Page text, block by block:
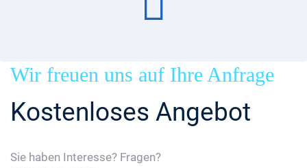
Wir freuen uns auf Ihre Anfrage
Kostenloses Angebot
Sie haben Interesse? Fragen?